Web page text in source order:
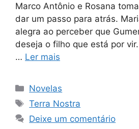
Marco Antônio e Rosana
dar um passo para atrás.
alegra ao perceber que
deseja o filho que está por
… Ler mais
Categorias
Novelas
Tags
Terra Nostra
Deixe um comentário